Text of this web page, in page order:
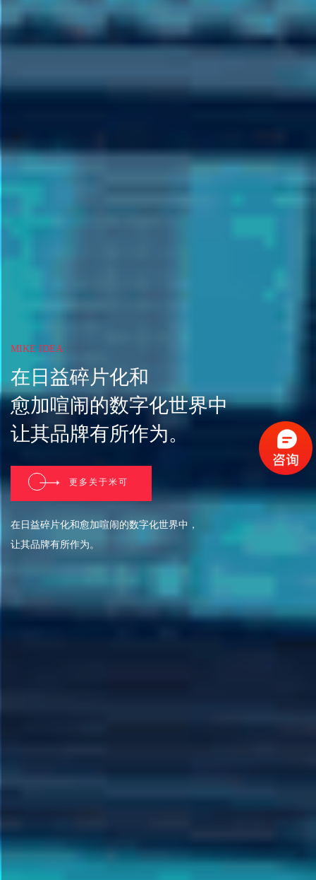
MIKE IDEA
在日益碎片化和
愈加喧闹的数字化世界中
让其品牌有所作为。
更多关于米可
在日益碎片化和愈加喧闹的数字化世界中，
让其品牌有所作为。